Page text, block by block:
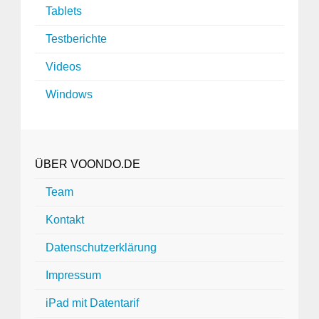
Tablets
Testberichte
Videos
Windows
ÜBER VOONDO.DE
Team
Kontakt
Datenschutzerklärung
Impressum
iPad mit Datentarif